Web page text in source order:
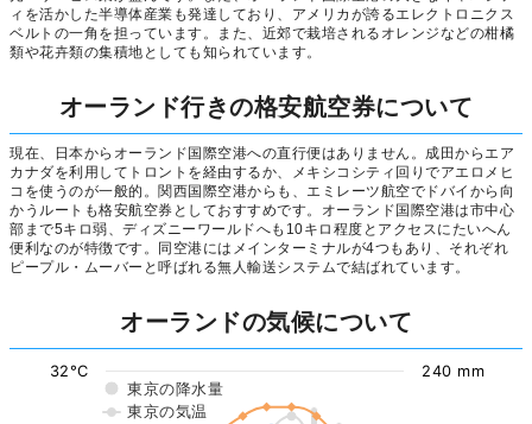
ィを活かした半導体産業も発達しており、アメリカが誇るエレクトロニクス
ベルトの一角を担っています。また、近郊で栽培されるオレンジなどの柑橘
類や花卉類の集積地としても知られています。
オーランド行きの格安航空券について
現在、日本からオーランド国際空港への直行便はありません。成田からエア
カナダを利用してトロントを経由するか、メキシコシティ回りでアエロメヒ
コを使うのが一般的。関西国際空港からも、エミレーツ航空でドバイから向
かうルートも格安航空券としておすすめです。オーランド国際空港は市中心
部まで5キロ弱、ディズニーワールドへも10キロ程度とアクセスにたいへん
便利なのが特徴です。同空港にはメインターミナルが4つもあり、それぞれ
ピープル・ムーバーと呼ばれる無人輸送システムで結ばれています。
オーランドの気候について
東京の降水量
東京の気温
32°C 240 mm